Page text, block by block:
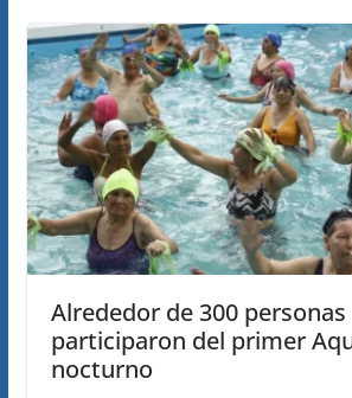
Alrededor de 300 personas
participaron del primer
nocturno